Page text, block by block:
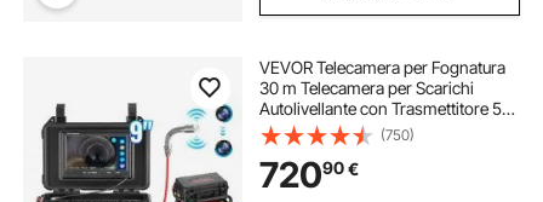
VEVOR Telecamera per Fognatura
30 m Telecamera per Scarichi
Autolivellante con Trasmettitore 512
Hz Contatore di Distanza, Schermo
da 228,6 mm Telecamera Idraulica
HD 1080P a Serpente con Luce-12
LED
(750)
72090€